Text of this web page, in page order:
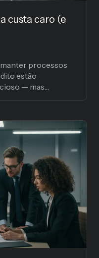
custa caro (e
processos
estão
— mas